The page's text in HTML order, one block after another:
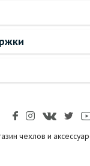
чехлов и